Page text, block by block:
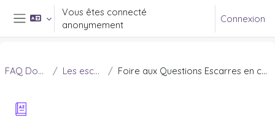
Passer au contenu principal
Panneau latéral
Vous êtes connecté
anonymement
Connexion
FAQ Douleur Les escarres Foire aux Questions Escarres en cancérologie